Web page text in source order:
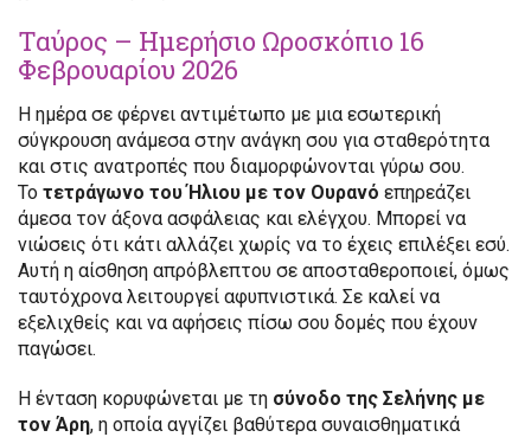
Ταύρος – Ημερήσιο Ωροσκόπιο 16
Φεβρουαρίου 2026
Η ημέρα σε φέρνει αντιμέτωπο με μια εσωτερική
σύγκρουση ανάμεσα στην ανάγκη σου για σταθερότητα
και στις ανατροπές που διαμορφώνονται γύρω σου.
Το τετράγωνο του Ήλιου με τον Ουρανό επηρεάζει
άμεσα τον άξονα ασφάλειας και ελέγχου. Μπορεί να
νιώσεις ότι κάτι αλλάζει χωρίς να το έχεις επιλέξει εσύ.
Αυτή η αίσθηση απρόβλεπτου σε αποσταθεροποιεί, όμως
ταυτόχρονα λειτουργεί αφυπνιστικά. Σε καλεί να
εξελιχθείς και να αφήσεις πίσω σου δομές που έχουν
παγώσει.
Η ένταση κορυφώνεται με τη σύνοδο της Σελήνης με
τον Άρη, η οποία αγγίζει βαθύτερα συναισθηματικά